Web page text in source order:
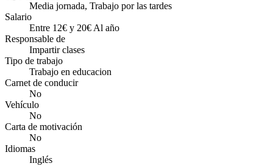
Media jornada, Trabajo por las tardes
Salario
Entre 12€ y 20€ Al año
Responsable de
Impartir clases
Tipo de trabajo
Trabajo en educacion
Carnet de conducir
No
Vehículo
No
Carta de motivación
No
Idiomas
Inglés